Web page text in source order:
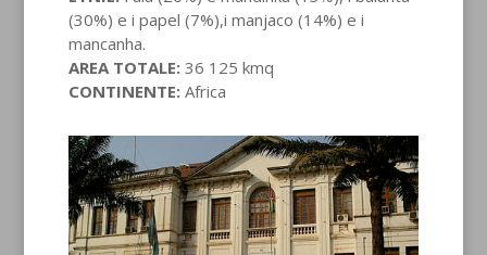
(30%) e i papel (7%),i manjaco (14%) e i
mancanha.
AREA TOTALE:36 125 kmq
CONTINENTE:Africa